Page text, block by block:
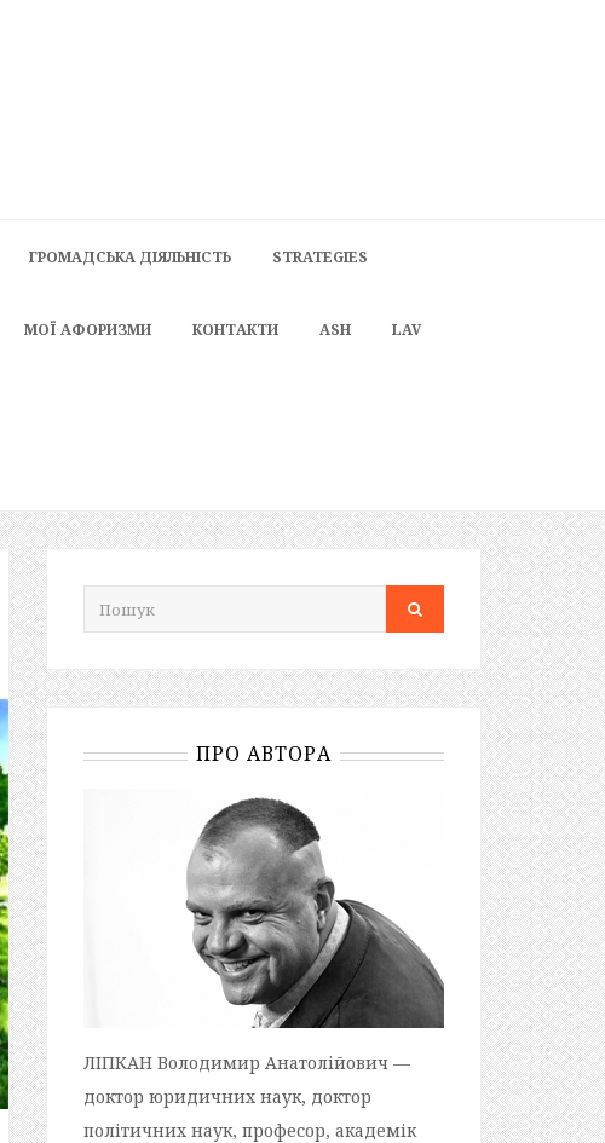
ГРОМАДСЬКА ДІЯЛЬНІСТЬ STRATEGIES
МОЇ АФОРИЗМИ КОНТАКТИ ASH LAV
ПРО АВТОРА
ЛІПКАН Володимир Анатолійович —
доктор юридичних наук, доктор
політичних наук, професор, академік